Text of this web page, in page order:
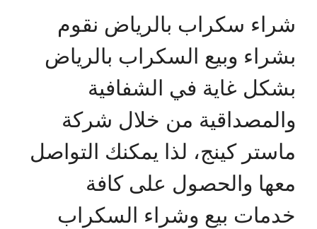
شراء سكراب بالرياض نقوم
بشراء وبيع السكراب بالرياض
بشكل غاية في الشفافية
والمصداقية من خلال شركة
ماستر كينج، لذا يمكنك التواصل
معها والحصول على كافة
خدمات بيع وشراء السكراب